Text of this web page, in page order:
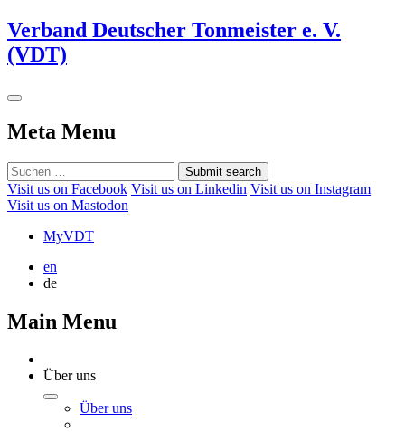
Verband Deutscher Tonmeister e. V.
(VDT)
Meta Menu
Submit search
Visit us on Facebook Visit us on Linkedin Visit us on Instagram
Visit us on Mastodon
MyVDT
en
de
Main Menu
Über uns
Über uns